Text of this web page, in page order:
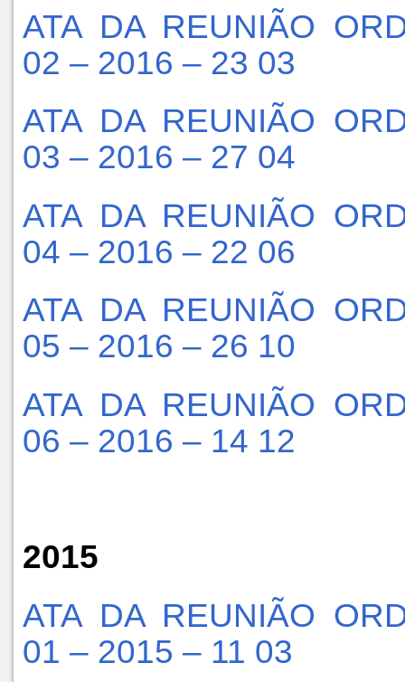
ATA DA REUNIÃO
02 – 2016 – 23 03
ATA DA REUNIÃO
03 – 2016 – 27 04
ATA DA REUNIÃO
04 – 2016 – 22 06
ATA DA REUNIÃO
05 – 2016 – 26 10
ATA DA REUNIÃO
06 – 2016 – 14 12
2015
ATA DA REUNIÃO
01 – 2015 – 11 03